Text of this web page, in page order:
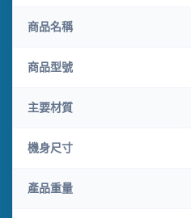
商品名稱
商品型號
主要材質
機身尺寸
產品重量